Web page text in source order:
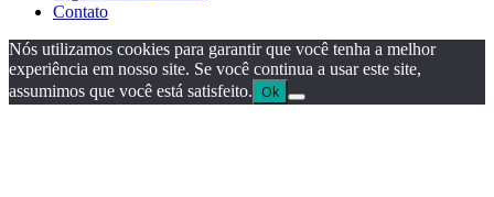
Contato
Nós utilizamos cookies para garantir que você tenha a melhor
experiência em nosso site. Se você continua a usar este site,
assumimos que você está satisfeito. Ok